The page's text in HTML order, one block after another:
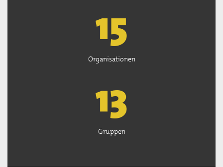
15
Organisationen
13
Gruppen